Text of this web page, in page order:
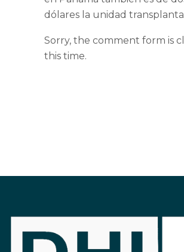
dólares la unidad
Sorry, the comment form is
this time.